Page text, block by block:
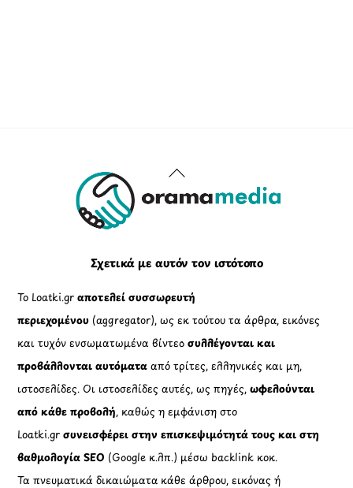
Back
To
Σχετικά με αυτόν τον ιστότοπο
Το Loatki.grαποτελεί συσσωρευτή
περιεχομένου (aggregator), ως εκ τούτου τα άρθρα, εικόνες
και τυχόν ενσωματωμένα βίντεοσυλλέγονται και
προβάλλονται αυτόματααπό τρίτες, ελληνικές και μη,
ιστοσελίδες. Οι ιστοσελίδες αυτές, ως πηγές,ωφελούνται
από κάθε προβολή, καθώς η εμφάνιση στο
Loatki.gr συνεισφέρει στην επισκεψιμότητά τους και στη
βαθμολογία SEO (Google κ.λπ.) μέσω backlink κοκ.
Τα πνευματικά δικαιώματα κάθε άρθρου, εικόνας ή